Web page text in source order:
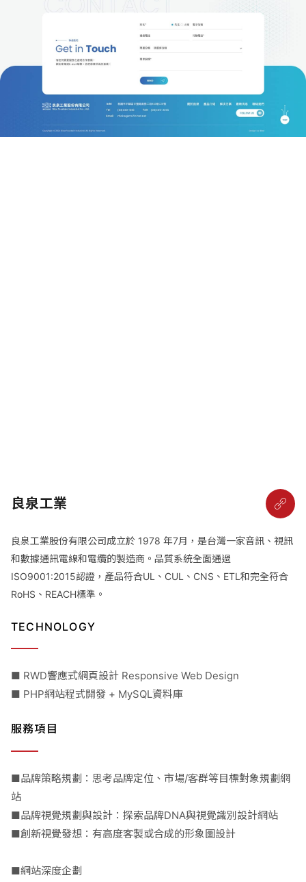
良泉工業
良泉工業股份有限公司成立於 1978 年7月，是台灣一家音訊、視訊
和數據通訊電線和電纜的製造商。品質系統全面通過
ISO9001:2015認證，產品符合UL、CUL、CNS、ETL和完全符合
RoHS、REACH標準。
TECHNOLOGY
■ RWD響應式網頁設計 Responsive Web Design
■ PHP網站程式開發 + MySQL資料庫
服務項目
■品牌策略規劃：思考品牌定位、市場/客群等目標對象規劃網
站
■品牌視覺規劃與設計：探索品牌DNA與視覺識別設計網站
■創新視覺發想：有高度客製或合成的形象圖設計
■網站深度企劃